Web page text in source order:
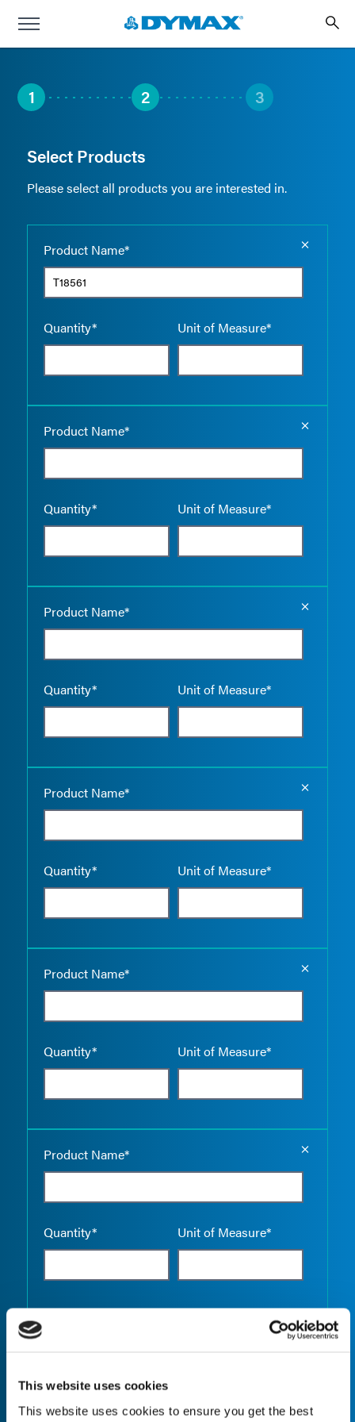
This website uses cookies
This website uses cookies to ensure you get the best
1 2 3
Select Products
Please select all products you are interested in.
Product Name*
Quantity* Unit of Measure*
Product Name*
Quantity* Unit of Measure*
Product Name*
Quantity* Unit of Measure*
Product Name*
Quantity* Unit of Measure*
Product Name*
Quantity* Unit of Measure*
Product Name*
Quantity* Unit of Measure*
Quantity* Unit of Measure*
Empty